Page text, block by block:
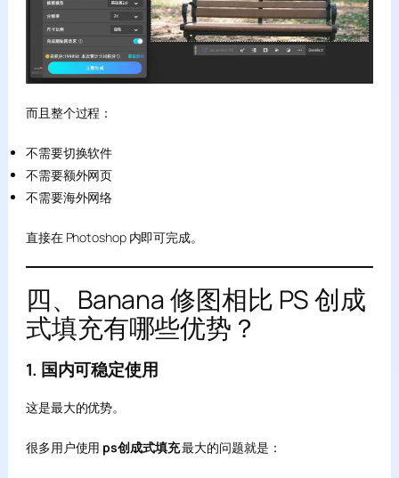
而且整个过程：
不需要切换软件
不需要额外网页
不需要海外网络
直接在 Photoshop 内即可完成。
四、Banana 修图相比 PS 创成
式填充有哪些优势？
1. 国内可稳定使用
这是最大的优势。
很多用户使用 ps创成式填充最大的问题就是：